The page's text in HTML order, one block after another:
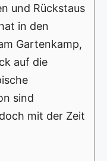
und Rückstaus
in den
Gartenkamp,
auf die
sind
mit der Zeit